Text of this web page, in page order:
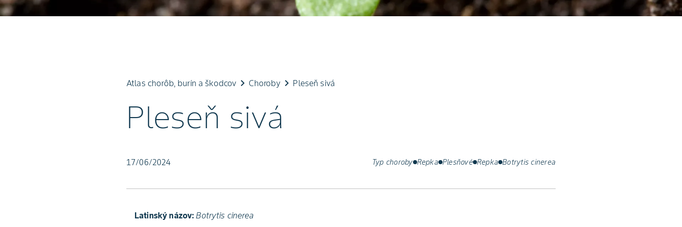
Atlas chorôb, burín a škodcov keyboard_arrow_right Choroby keyboard_arrow_right Pleseň sivá
Pleseň sivá
17/06/2024 Typ choroby Repka Plesňové Repka Botrytis cinerea
Latinský názov: Botrytis cinerea